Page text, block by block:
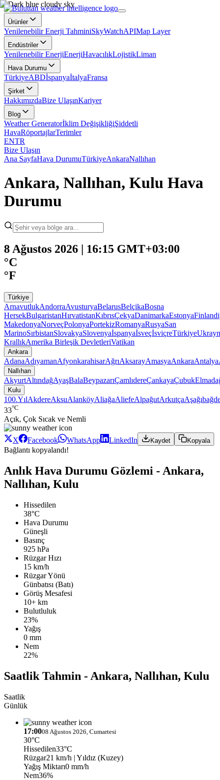
Ürünler
Yenilenebilir Enerji TahminiSkyWatchAPIMap Layer
Endüstriler
Yenilenebilir EnerjiEnerjiHavacılıkLojistikLiman
Hava Durumu
TürkiyeABDİspanyaİtalyaFransa
Şirket
HakkımızdaBize UlaşınKariyer
Blog
Weather Generatorİklim DeğişikliğiŞiddetli
HavaRöportajlarTerimler
ENTR
Bize Ulaşın
Ana SayfaHava DurumuTürkiyeAnkaraNallıhan
Ankara, Nallıhan, Kulu Hava
Durumu
8 Ağustos 2026 | 16:15 GMT+03:00
°C
°F
Türkiye
ArnavutlukAndorraAvusturyaBelarusBelçikaBosna
HersekBulgaristanHırvatistanKıbrısÇekyaDanimarkaEstonya
MakedonyaNorveçPolonyaPortekizRomanyaRusyaSan
MarinoSırbistanSlovakyaSlovenyaİspanyaİsveçİsviçreTürkiye
KrallıkAmerika Birleşik DevletleriVatikan
Ankara
AdanaAdıyamanAfyonkarahisarAğrıAksarayAmasyaAnkaraAntalya
Nallıhan
AkyurtAltındağAyaşBalaBeypazarıÇamlıdereÇankayaÇubuk
Kulu
100.YılAkdereAksuAlanköyAliağaAliefeAlpağutArkutça
33°C
Açık, Çok Sıcak ve Nemli
X Facebook WhatsApp LinkedIn Kaydet Kopyala
Bağlantı kopyalandı!
Anlık Hava Durumu Gözlemi - Ankara,
Nallıhan, Kulu
Hissedilen
38°C
Hava Durumu
Güneşli
Basınç
925 hPa
Rüzgar Hızı
15 km/h
Rüzgar Yönü
Günbatısı (Batı)
Görüş Mesafesi
10+ km
Bulutluluk
23%
Yağış
0 mm
Nem
22%
Saatlik Tahmin - Ankara, Nallıhan, Kulu
Saatlik
Günlük
17:0008 Ağustos 2026, Cumartesi
30°C
Hissedilen33°C
Rüzgar21 km/h | Yıldız (Kuzey)
Yağış Miktarı0 mm/h
Nem36%